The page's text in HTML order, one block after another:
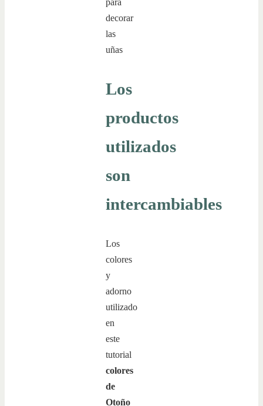
Los
productos
utilizados
son
intercambiables
Los
colores
y
adorno
utilizado
en
este
tutorial
colores
de
Otoño